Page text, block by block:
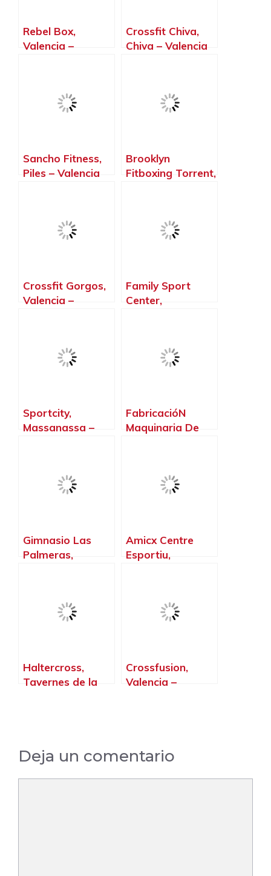
Rebel Box,
Valencia –
Crossfit Chiva,
Chiva – Valencia
Sancho Fitness,
Piles – Valencia
Brooklyn
Fitboxing Torrent,
Crossfit Gorgos,
Valencia –
Family Sport
Center,
Sportcity,
Massanassa –
FabricacióN
Maquinaria De
Valencia
Gimnasio Las
Palmeras,
Amicx Centre
Esportiu,
Haltercross,
Tavernes de la
Crossfusion,
Valencia –
Deja un comentario